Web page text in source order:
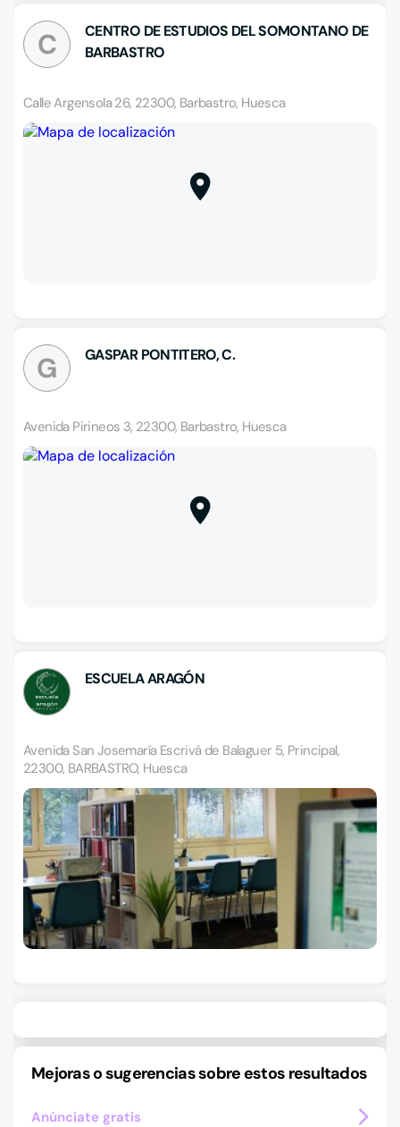
C
CENTRO DE ESTUDIOS DEL SOMONTANO DE
BARBASTRO
Calle Argensola 26, 22300, Barbastro, Huesca
G GASPAR PONTITERO, C.
Avenida Pirineos 3, 22300, Barbastro, Huesca
ESCUELA ARAGÓN
Avenida San Josemaría Escrivá de Balaguer 5, Principal,
22300, BARBASTRO, Huesca
Mejoras o sugerencias sobre estos resultados
Anúnciate gratis